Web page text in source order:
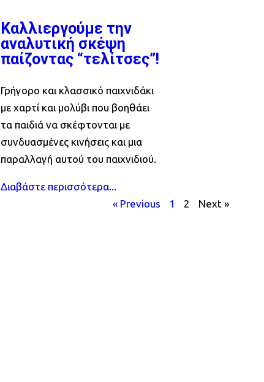
Καλλιεργούμε την
αναλυτική σκέψη
παίζοντας “τελίτσες”!
Γρήγορο και κλασσικό παιχνιδάκι
με χαρτί και μολύβι που βοηθάει
τα παιδιά να σκέφτονται με
συνδυασμένες κινήσεις και μια
παραλλαγή αυτού του παιχνιδιού.
Διαβάστε περισσότερα...
« Previous
1 2 Next »